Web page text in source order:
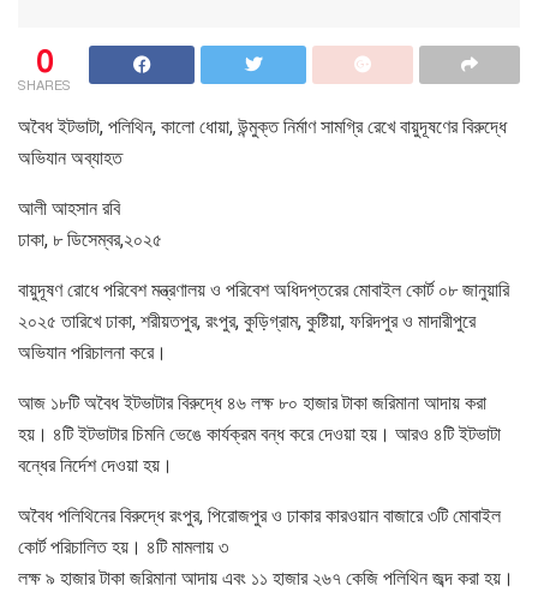
0
SHARES
অবৈধ ইটভাটা, পলিথিন, কালো ধোয়া, উন্মুক্ত নির্মাণ সামগ্রি রেখে বায়ুদূষণের বিরুদ্ধে
অভিযান অব্যাহত
আলী আহসান রবি
ঢাকা, ৮ ডিসেম্বর,২০২৫
বায়ুদূষণ রোধে পরিবেশ মন্ত্রণালয় ও পরিবেশ অধিদপ্তরের মোবাইল কোর্ট ০৮ জানুয়ারি
২০২৫ তারিখে ঢাকা, শরীয়তপুর, রংপুর, কুড়িগ্রাম, কুষ্টিয়া, ফরিদপুর ও মাদারীপুরে
অভিযান পরিচালনা করে।
আজ ১৮টি অবৈধ ইটভাটার বিরুদ্ধে ৪৬ লক্ষ ৮০ হাজার টাকা জরিমানা আদায় করা
হয়। ৪টি ইটভাটার চিমনি ভেঙে কার্যক্রম বন্ধ করে দেওয়া হয়। আরও ৪টি ইটভাটা
বন্ধের নির্দেশ দেওয়া হয়।
অবৈধ পলিথিনের বিরুদ্ধে রংপুর, পিরোজপুর ও ঢাকার কারওয়ান বাজারে ৩টি মোবাইল
কোর্ট পরিচালিত হয়। ৪টি মামলায় ৩
লক্ষ ৯ হাজার টাকা জরিমানা আদায় এবং ১১ হাজার ২৬৭ কেজি পলিথিন জব্দ করা হয়।